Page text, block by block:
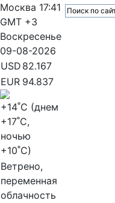
Москва 17:41
GMT +3
Воскресенье
09-08-2026
USD 82.167
EUR 94.837
+14˚C (днем
+17˚C,
ночью
+10˚C)
Ветрено,
переменная
облачность